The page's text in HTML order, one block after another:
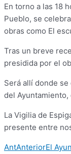
En torno a las 18
Pueblo, se
obras como El
Tras un breve
presidida por el
Será allí donde
del
La Vigilia de
presente entre
AntAnteriorEl